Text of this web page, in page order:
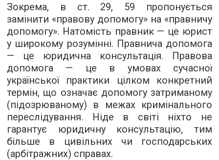
Зокрема, в ст. 29, 59 пропонується
замінити «правову допомогу» на «правничу
допомогу». Натомість правник — це юрист
у широкому розумінні. Правнича допомога
— це юридична консультація. Правова
допомога — це в умовах сучасної
української практики цілком конкретний
термін, що означає допомогу затриманому
(підозрюваному) в межах кримінального
переслідування. Ніде в світі ніхто не
гарантує юридичну консультацію, тим
більше в цивільних чи господарських
(арбітражних) справах.